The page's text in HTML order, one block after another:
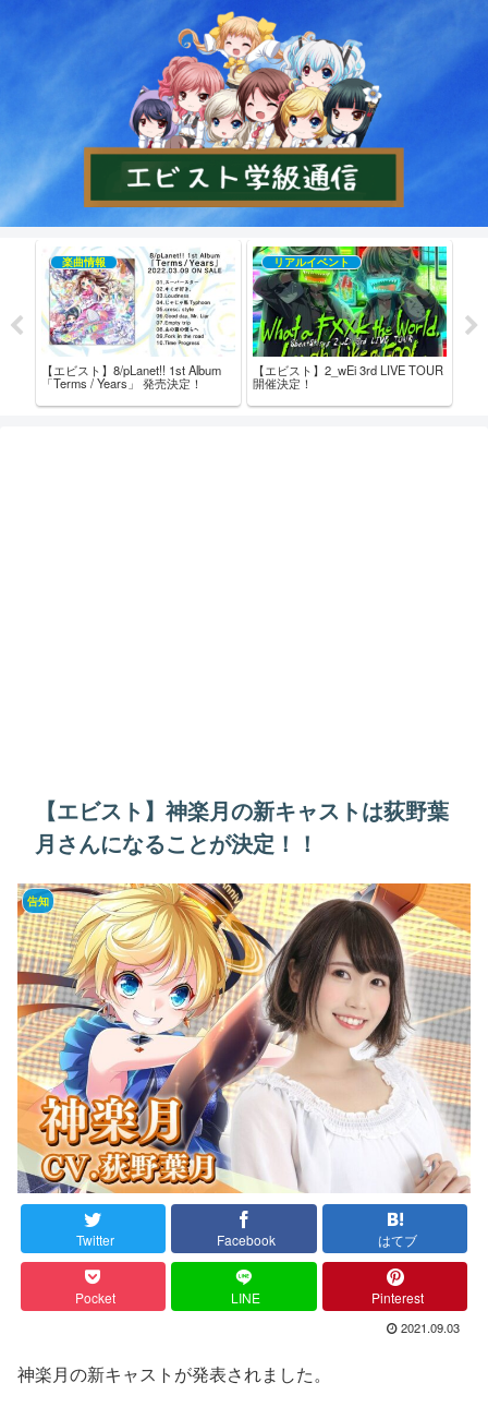
楽曲情報
【エビスト】8/pLanet!! 1st Album
「Terms / Years」 発売決定！
リアルイベント
【エビスト】2_wEi 3rd LIVE TOUR
開催決定！
【エビスト】神楽月の新キャストは荻野葉
月さんになることが決定！！
告知
Twitter Facebook はてブ
Pocket LINE Pinterest
2021.09.03
神楽月の新キャストが発表されました。